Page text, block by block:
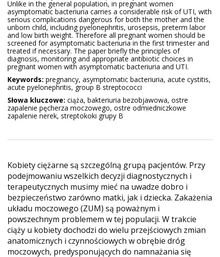
Unlike in the general population, in pregnant women
asymptomatic bacteriuria carries a considerable risk of UTI, with
serious complications dangerous for both the mother and the
unborn child, including pyelonephritis, urosepsis, preterm labor
and low birth weight. Therefore all pregnant women should be
screened for asymptomatic bacteriuria in the first trimester and
treated if necessary. The paper briefly the principles of
diagnosis, monitoring and appropriate antibiotic choices in
pregnant women with asymptomatic bacteriuria and UTI.
Keywords: pregnancy, asymptomatic bacteriuria, acute cystitis,
acute pyelonephritis, group B streptococci
Słowa kluczowe: ciąża, bakteriuria bezobjawowa, ostre
zapalenie pęcherza moczowego, ostre odmiedniczkowe
zapalenie nerek, streptokoki grupy B
Kobiety ciężarne są szczególną grupą pacjentów. Przy
podejmowaniu wszelkich decyzji diagnostycznych i
terapeutycznych musimy mieć na uwadze dobro i
bezpieczeństwo zarówno matki, jak i dziecka. Zakażenia
układu moczowego (ZUM) są poważnym i
powszechnym problemem w tej populacji. W trakcie
ciąży u kobiety dochodzi do wielu przejściowych zmian
anatomicznych i czynnościowych w obrębie dróg
moczowych, predysponujących do namnażania się